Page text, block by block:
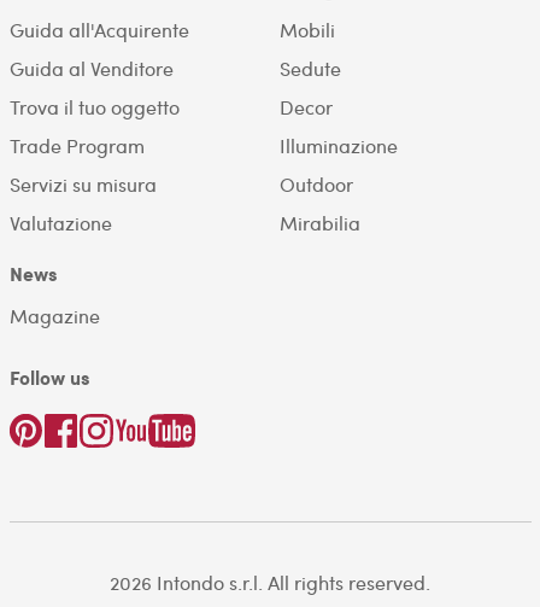
Guida all'Acquirente
Guida al Venditore
Trova il tuo oggetto
Trade Program
Servizi su misura
Valutazione
Mobili
Sedute
Decor
Illuminazione
Outdoor
Mirabilia
News
Magazine
Follow us
2026 Intondo s.r.l. All rights reserved.